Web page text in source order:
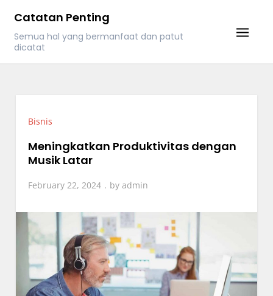
content
Catatan Penting
Semua hal yang bermanfaat dan patut
dicatat
Bisnis
Meningkatkan Produktivitas dengan
Musik Latar
February 22, 2024 byadmin